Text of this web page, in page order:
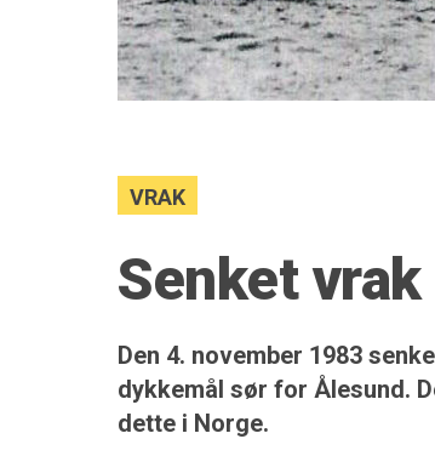
VRAK
Senket
Den 4. november 1983
dykkemål sør for Ålesund.
dette i Norge.